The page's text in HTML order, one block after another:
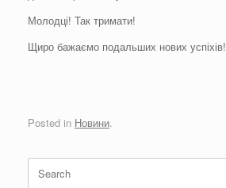
Молодці! Так тримати!
Щиро бажаємо подальших нових успіхів!
Posted in Новини.
Search
for: